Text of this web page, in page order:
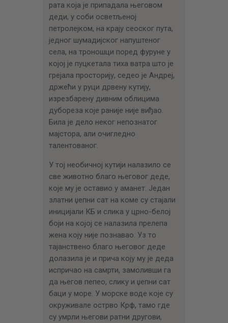
рата која је припадала његовом
деди, у соби осветљеној
петролејком, на крају сеоског пута,
једног шумадијског напуштеног
села, на троношци поред фуруне у
којој је пуцкетала тиха ватра што је
грејала просторију, седео је Андреј,
држећи у руци дрвену кутију,
изрeзбaрену дивним облицима
дубореза које раније није виђао.
Била је дело неког непознатог
мајстора, али очигледно
талентованог.
У тој необичној кутији налазило се
све животно благо његовог деде,
које му је оставио у аманет. Један
златни џепни сат на коме су стајали
иницијали КБ и слика у црно-белој
боји на којој се налазила прелепа
жена коју није познавао. Уз то
тајанствено благо његовог деде
долазила је и прича коју му је деда
испричао на самрти, замоливши га
да његов пепео, слику и џепни сат
баци у море. У морске воде које су
окруживале острво Крф, тамо где
су умрли његови ратни другови,